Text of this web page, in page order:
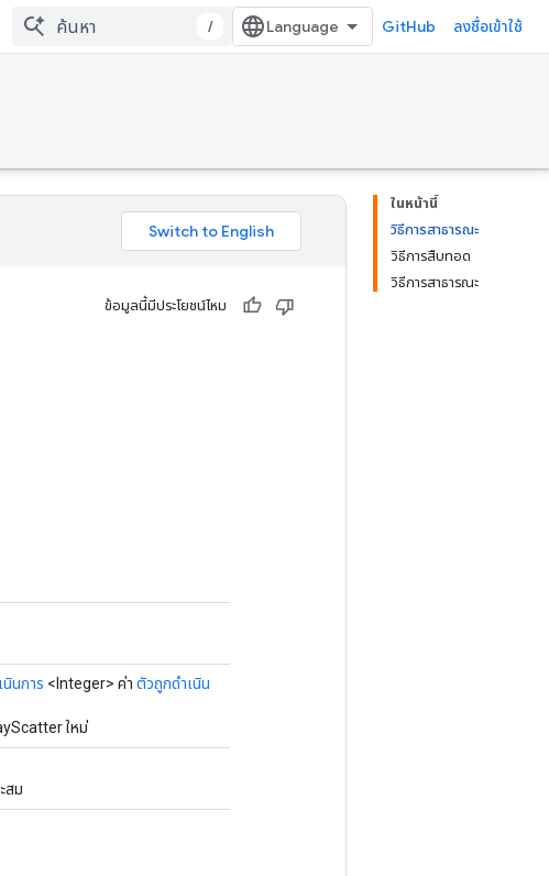
/ GitHub ลงชื่อเข้าใช้
ในหน้านี้
วิธีการสาธารณะ
วิธีการสืบทอด
วิธีการสาธารณะ
ข้อมูลนี้มีประโยชน์ไหม
นการ <Integer> ค่า ตัวถูกดำเนิน
ใหม่
สม